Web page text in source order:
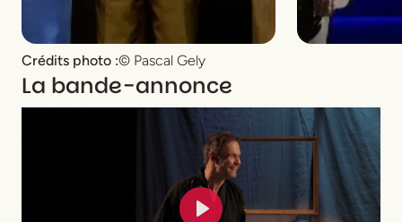
Crédits photo :© Pascal Gely
La bande-annonce